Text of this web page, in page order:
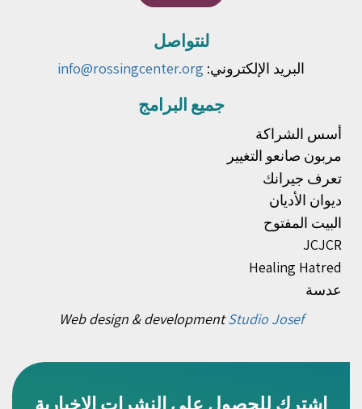
لنتواصل
البريد الإلكتروني: info@rossingcenter.org
جميع البرامج
أسس الشراكة
مربون صانعو التغيير
تعرف جيرانك
ديوان الأديان
البيت المفتوح
JCJCR
Healing Hatred
عدسة
Web design & developmentStudio Josef
اشترك للحصول على النشرات الإخبارية